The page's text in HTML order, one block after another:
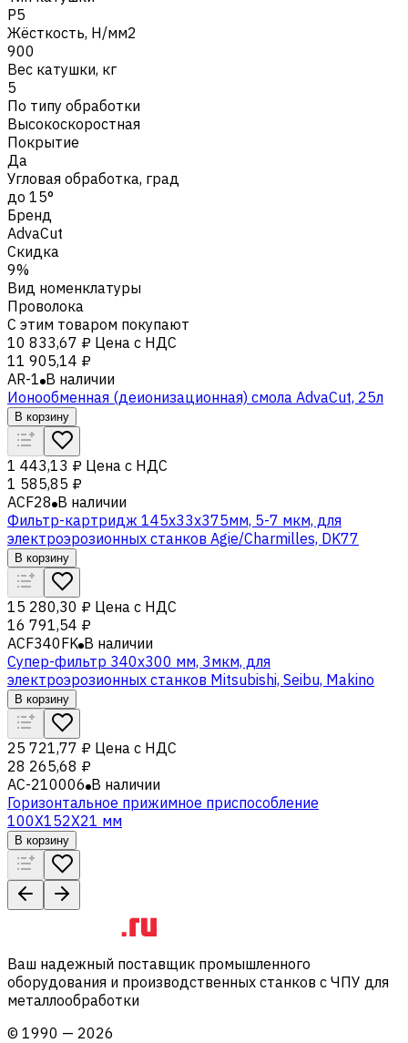
P5
Жёсткость, Н/мм2
900
Вес катушки, кг
5
По типу обработки
Высокоскоростная
Покрытие
Да
Угловая обработка, град
до 15°
Бренд
AdvaCut
Скидка
9%
Вид номенклатуры
Проволока
С этим товаром покупают
10 833,67 ₽ Цена с НДС
11 905,14 ₽
AR-1 В наличии
Ионообменная (деионизационная) смола AdvaСut, 25л
В корзину
1 443,13 ₽ Цена с НДС
1 585,85 ₽
ACF28 В наличии
Фильтр-картридж 145x33x375мм, 5-7 мкм, для
электроэрозионных станков Agie/Charmilles, DK77
В корзину
15 280,30 ₽ Цена с НДС
16 791,54 ₽
ACF340FK В наличии
Супер-фильтр 340x300 мм, 3мкм, для
электроэрозионных станков Mitsubishi, Seibu, Makino
В корзину
25 721,77 ₽ Цена с НДС
28 265,68 ₽
AC-210006 В наличии
Горизонтальное прижимное приспособление
100X152X21 мм
В корзину
Ваш надежный поставщик промышленного
оборудования и производственных станков с ЧПУ для
металлообработки
© 1990 — 2026